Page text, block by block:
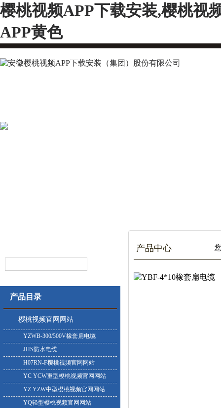
樱桃视频APP下载安装,樱桃视
APP黄色
产品目录
樱桃视频官网网站
YZWB-300/500V橡套扁电缆
JHS防水电缆
H07RN-F樱桃视频官网网站
YC YCW重型樱桃视频官网网站
YZ YZW中型樱桃视频官网网站
YQ轻型樱桃视频官网网站
产品中心